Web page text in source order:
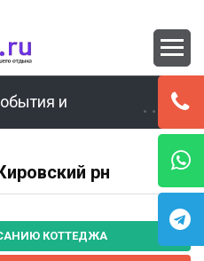
и
рн
КОТТЕДЖА